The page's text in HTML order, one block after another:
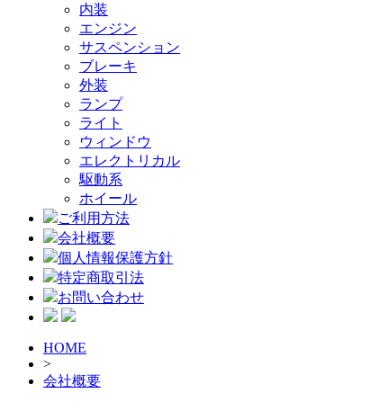
内装
エンジン
サスペンション
ブレーキ
外装
ランプ
ライト
ウィンドウ
エレクトリカル
駆動系
ホイール
ご利用方法
会社概要
個人情報保護方針
特定商取引法
お問い合わせ
HOME
>
会社概要